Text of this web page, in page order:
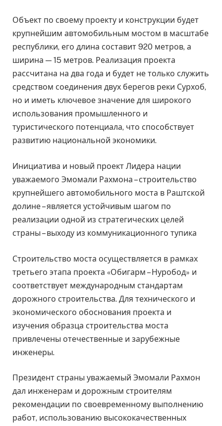
Объект по своему проекту и конструкции будет
крупнейшим автомобильным мостом в масштабе
республики, его длина составит 920 метров, а
ширина — 15 метров. Реализация проекта
рассчитана на два года и будет не только служить
средством соединения двух берегов реки Сурхоб,
но и иметь ключевое значение для широкого
использования промышленного и
туристического потенциала, что способствует
развитию национальной экономики.
Инициатива и новый проект Лидера нации
уважаемого Эмомали Рахмона – строительство
крупнейшего автомобильного моста в Раштской
долине – является устойчивым шагом по
реализации одной из стратегических целей
страны – выходу из коммуникационного тупика
Строительство моста осуществляется в рамках
третьего этапа проекта «Обигарм – Нуробод» и
соответствует международным стандартам
дорожного строительства. Для технического и
экономического обоснования проекта и
изучения образца строительства моста
привлечены отечественные и зарубежные
инженеры.
Президент страны уважаемый Эмомали Рахмон
дал инженерам и дорожным строителям
рекомендации по своевременному выполнению
работ, использованию высококачественных